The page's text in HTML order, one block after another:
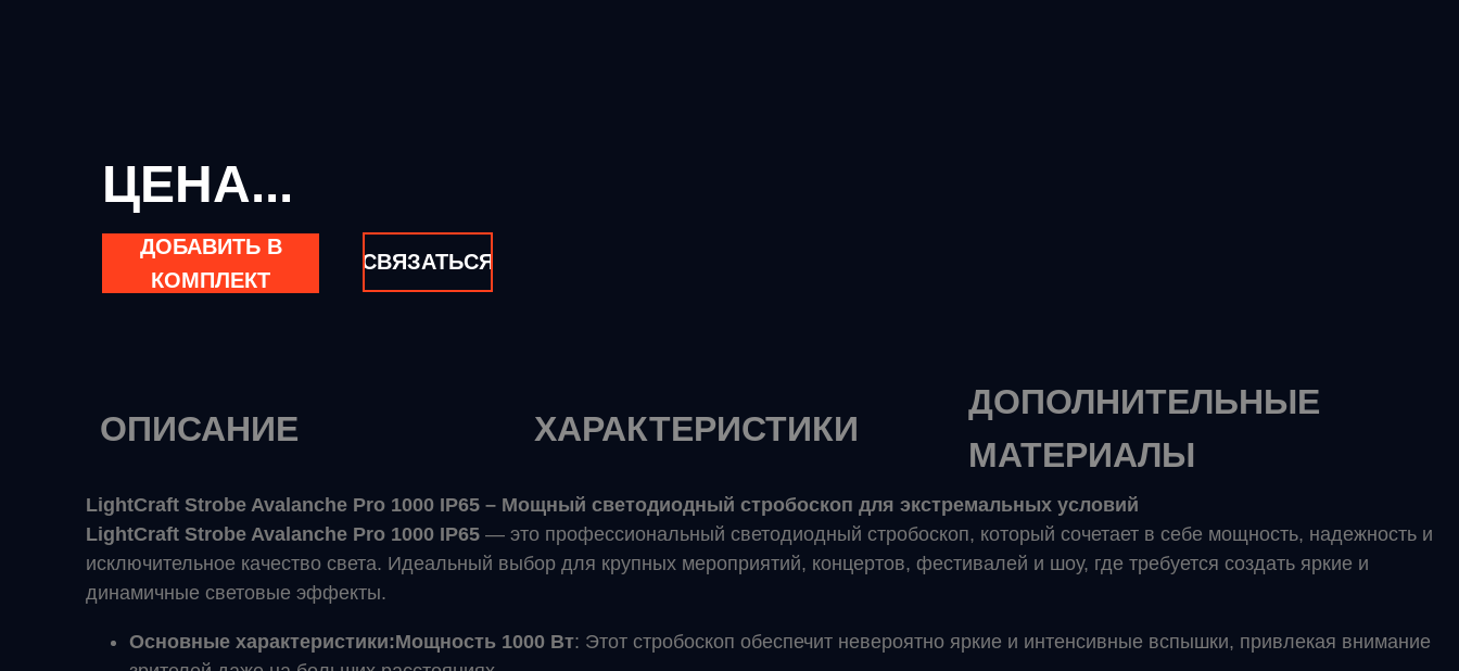
ЦЕНА...
ДОБАВИТЬ В
КОМПЛЕКТ
СВЯЗАТЬСЯ
ОПИСАНИЕ
ДОПОЛНИТЕЛЬНЫЕ
МАТЕРИАЛЫ
ХАРАКТЕРИСТИКИ
LightCraft Strobe Avalanche Pro 1000 IP65 – Мощный светодиодный стробоскоп для экстремальных условий
LightCraft Strobe Avalanche Pro 1000 IP65 — это профессиональный светодиодный стробоскоп, который сочетает в себе мощность, надежность и
исключительное качество света. Идеальный выбор для крупных мероприятий, концертов, фестивалей и шоу, где требуется создать яркие и
динамичные световые эффекты.
Основные характеристики:Мощность 1000 Вт: Этот стробоскоп обеспечит невероятно яркие и интенсивные вспышки, привлекая внимание